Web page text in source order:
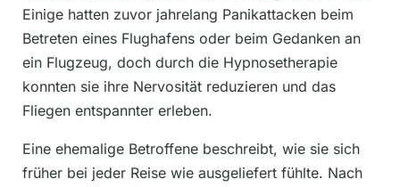
Einige hatten zuvor jahrelang Panikattacken beim
Betreten eines Flughafens oder beim Gedanken an
ein Flugzeug, doch durch die Hypnosetherapie
konnten sie ihre Nervosität reduzieren und das
Fliegen entspannter erleben.
Eine ehemalige Betroffene beschreibt, wie sie sich
früher bei jeder Reise wie ausgeliefert fühlte. Nach